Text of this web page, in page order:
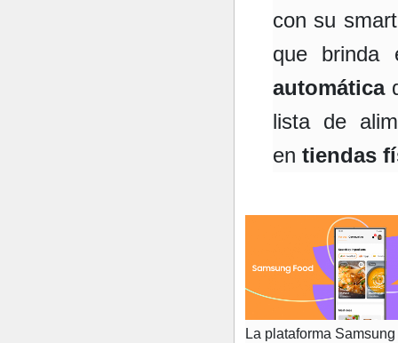
con su
que brinda
automática
lista de
en tiendas
La plataforma